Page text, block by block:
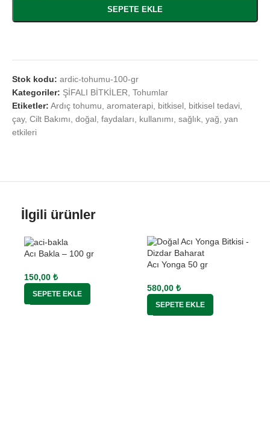
SEPETE EKLE
Stok kodu: ardic-tohumu-100-gr
Kategoriler: ŞİFALI BİTKİLER Tohumlar
Etiketler: Ardıç tohumu aromaterapi bitkisel bitkisel tedavi
çay, Cilt Bakımı doğal faydaları kullanımı sağlık yağ yan
etkileri
İlgili ürünler
Acı Bakla – 100 gr
150,00 ₺
SEPETE EKLE
Acı Yonga 50 gr
580,00 ₺
SEPETE EKLE